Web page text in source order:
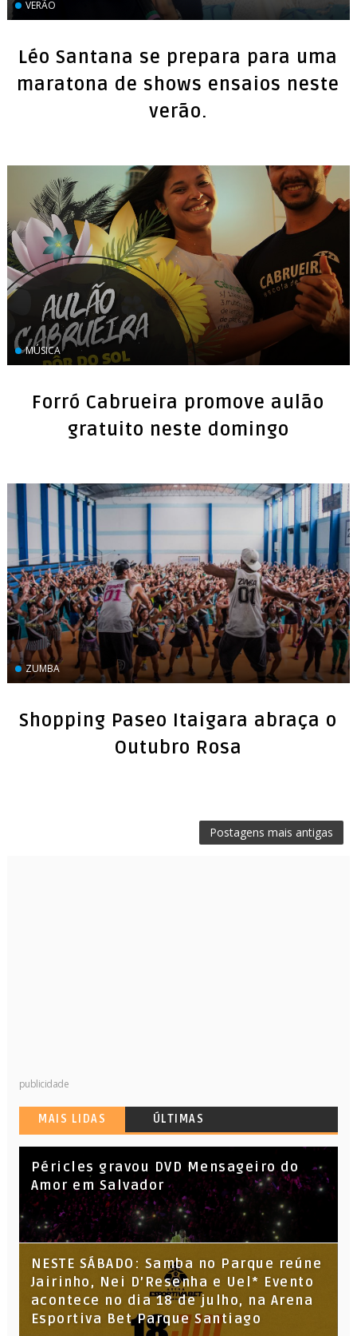
VERÃO
Léo Santana se prepara para uma
maratona de shows ensaios neste
verão.
MÚSICA
Forró Cabrueira promove aulão
gratuito neste domingo
ZUMBA
Shopping Paseo Itaigara abraça o
Postagens mais antigas
publicidade
MAIS LIDAS ÚLTIMAS
Péricles gravou DVD Mensageiro do
Amor em Salvador
NESTE SÁBADO: Samba no Parque reúne
Jairinho, Nei D’Resenha e Uel* Evento
acontece no dia 18 de julho, na Arena
Esportiva Bet Parque Santiago